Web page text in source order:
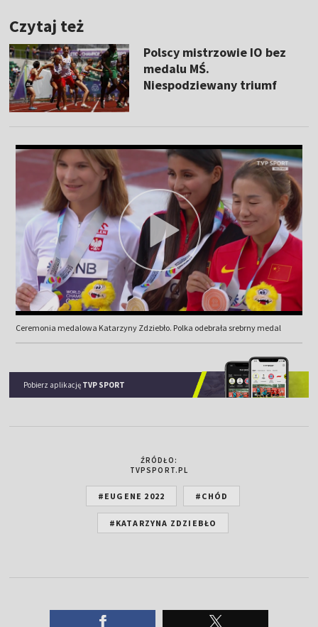
Czytaj też
Polscy mistrzowie IO bez
medalu MŚ.
Niespodziewany triumf
Ceremonia medalowa Katarzyny Zdziebło. Polka odebrała srebrny medal
Pobierz aplikację TVP SPORT
ŹRÓDŁO:
TVPSPORT.PL
#EUGENE 2022 #CHÓD
#KATARZYNA ZDZIEBŁO